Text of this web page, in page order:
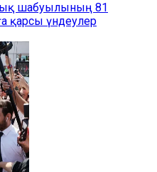
шабуылының 81
қарсы үндеулер